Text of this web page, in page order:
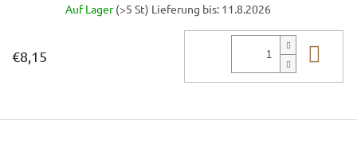
Auf Lager(>5 St) Lieferung bis: 11.8.2026
€8,15
F